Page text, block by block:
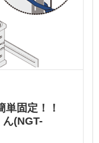
単固定！！
(NGT-